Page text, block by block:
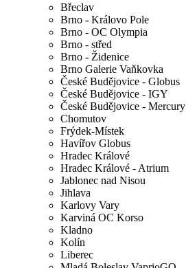
Břeclav
Brno - Královo Pole
Brno - OC Olympia
Brno - střed
Brno - Židenice
Brno Galerie Vaňkovka
České Budějovice - Globus
České Budějovice - IGY
České Budějovice - Mercury
Chomutov
Frýdek-Místek
Havířov Globus
Hradec Králové
Hradec Králové - Atrium
Jablonec nad Nisou
Jihlava
Karlovy Vary
Karviná OC Korso
Kladno
Kolín
Liberec